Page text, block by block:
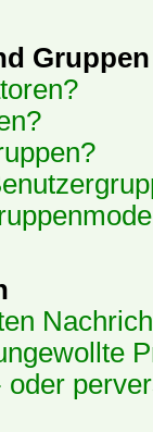
Gruppen
oder